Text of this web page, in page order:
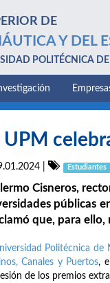
DE
Y DEL
POLITÉCNICA
UPM
Estudiantes
Cisneros,
públicas
que, para
Politécnica de
Canales y Puertos,
de los premios